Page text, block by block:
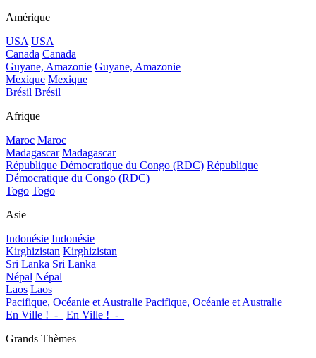
Amérique
USA USA
Canada Canada
Guyane, Amazonie Guyane, Amazonie
Mexique Mexique
Brésil Brésil
Afrique
Maroc Maroc
Madagascar Madagascar
République Démocratique du Congo (RDC) République
Démocratique du Congo (RDC)
Togo Togo
Asie
Indonésie Indonésie
Kirghizistan Kirghizistan
Sri Lanka Sri Lanka
Népal Népal
Laos Laos
Pacifique, Océanie et Australie Pacifique, Océanie et Australie
En Ville !_-_
En Ville !_-_
Grands Thèmes